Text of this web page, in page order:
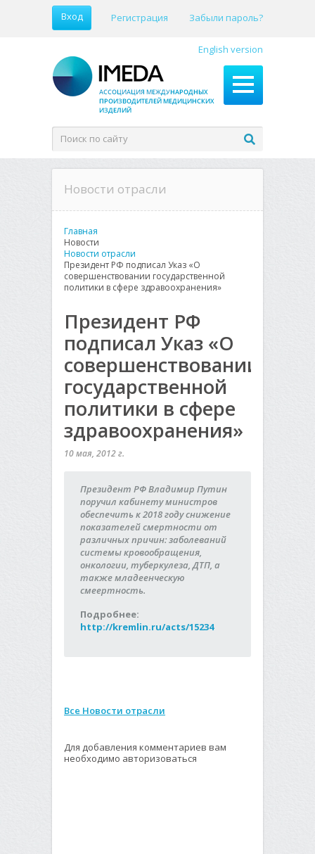
Вход Регистрация Забыли пароль?
English version
Новости отрасли
Главная
Новости
Новости отрасли
Президент РФ подписал Указ «О
совершенствовании государственной
политики в сфере здравоохранения»
Президент РФ
подписал Указ «О
совершенствовании
государственной
политики в сфере
здравоохранения»
10 мая, 2012 г.
Президент РФ Владимир Путин
поручил кабинету министров
обеспечить к 2018 году снижение
показателей смертности от
различных причин: заболеваний
системы кровообращения,
онкологии, туберкулеза, ДТП, а
также младеенческую
смеертность.
Подробнее:
http://kremlin.ru/acts/15234
Все Новости отрасли
Для добавления комментариев вам
необходимо авторизоваться